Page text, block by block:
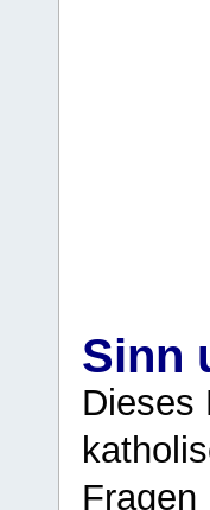
Sinn
Dieses